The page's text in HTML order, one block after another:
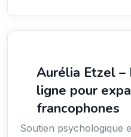
Aurélia Etzel –
ligne pour
francophones
Soutien psychologique